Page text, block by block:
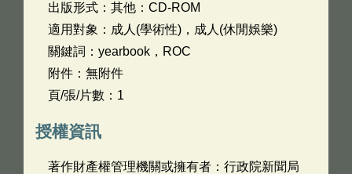
出版形式：其他：CD-ROM
適用對象：成人(學術性)，成人(休閒娛樂)
關鍵詞：yearbook，ROC
附件：無附件
頁/張/片數：1
授權資訊
著作財產權管理機關或擁有者：行政院新聞局